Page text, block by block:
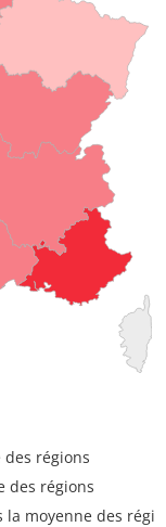
régions
des régions
moyenne des